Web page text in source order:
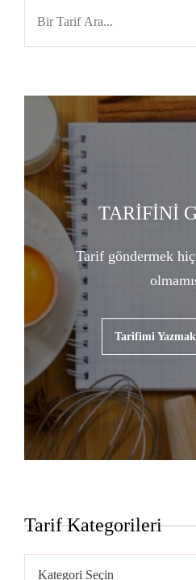
TARİFİNİ
Tarif göndermek
Tarifimi
Tarif Kategorileri